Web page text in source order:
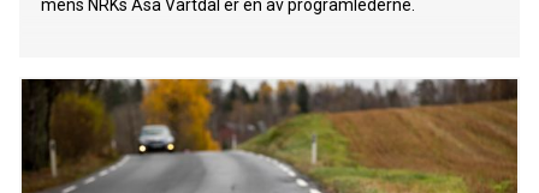
mens NRKs Åsa Vartdal er en av programlederne.